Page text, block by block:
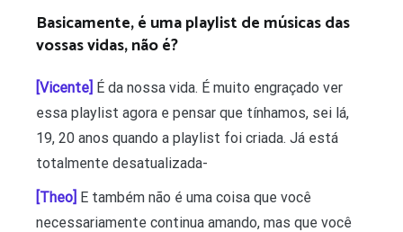
Basicamente, é uma playlist de músicas das
vossas vidas, não é?
[Vicente] É da nossa vida. É muito engraçado ver
essa playlist agora e pensar que tínhamos, sei lá,
19, 20 anos quando a playlist foi criada. Já está
totalmente desatualizada-
[Theo] E também não é uma coisa que você
necessariamente continua amando, mas que você